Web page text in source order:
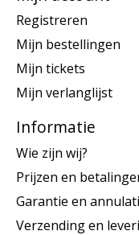
Registreren
Mijn bestellingen
Mijn tickets
Mijn verlanglijst
Informatie
Wie zijn wij?
Prijzen en
Garantie en
Verzending en